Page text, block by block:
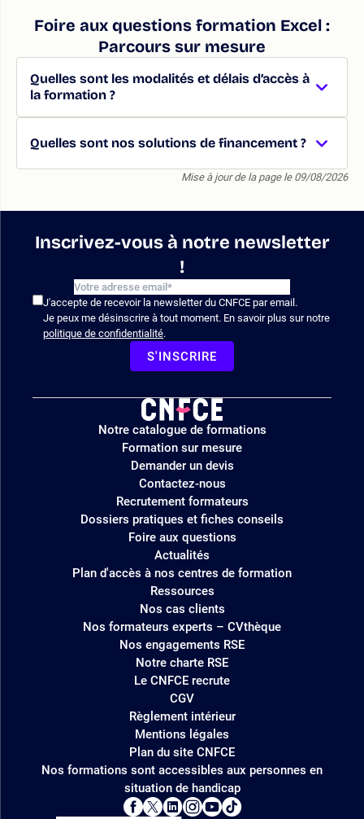
Foire aux questions formation Excel :
Parcours sur mesure
Quelles sont les modalités et délais d’accès à
la formation ?
Quelles sont nos solutions de financement ?
Mise à jour de la page le 09/08/2026
Inscrivez-vous à notre newsletter
!
J'accepte de recevoir la newsletter du CNFCE par email.
Je peux me désinscrire à tout moment. En savoir plus sur notre
politique de confidentialité.
S'INSCRIRE
Logo
site
Notre catalogue de formations
Formation sur mesure
Demander un devis
Contactez-nous
Recrutement formateurs
Dossiers pratiques et fiches conseils
Foire aux questions
Actualités
Plan d'accès à nos centres de formation
Ressources
Nos cas clients
Nos formateurs experts – CVthèque
Nos engagements RSE
Notre charte RSE
Le CNFCE recrute
CGV
Règlement intérieur
Mentions légales
Plan du site CNFCE
Nos formations sont accessibles aux personnes en
situation de handicap